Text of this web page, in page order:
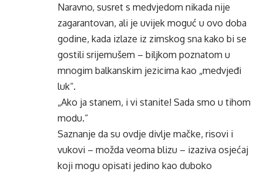
Naravno, susret s medvjedom nikada nije
zagarantovan, ali je uvijek moguć u ovo doba
godine, kada izlaze iz zimskog sna kako bi se
gostili srijemušem – biljkom poznatom u
mnogim balkanskim jezicima kao „medvjeđi
luk“.
„Ako ja stanem, i vi stanite! Sada smo u tihom
modu.“
Saznanje da su ovdje divlje mačke, risovi i
vukovi – možda veoma blizu – izaziva osjećaj
koji mogu opisati jedino kao duboko